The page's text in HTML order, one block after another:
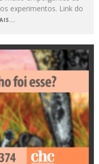
experimentos. Link do